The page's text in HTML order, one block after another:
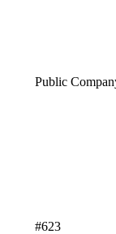
Public
#623